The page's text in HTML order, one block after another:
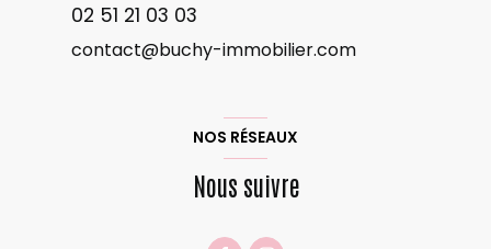
02 51 21 03 03
contact@buchy-immobilier.com
NOS RÉSEAUX
Nous suivre